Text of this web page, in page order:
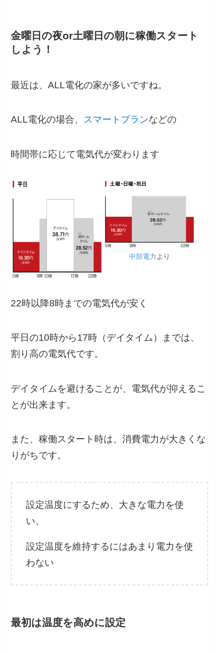
金曜日の夜or土曜日の朝に稼働スタート
しよう！
最近は、ALL電化の家が多いですね。
ALL電化の場合、 スマートプランなどの
時間帯に応じて電気代が変わります
中部電力 より
22時以降8時までの電気代が安く
平日の10時から17時（デイタイム）までは、
割り高の電気代です。
デイタイムを避けることが、電気代が抑えるこ
とが出来ます。
また、稼働スタート時は、消費電力が大きくな
りがちです。
設定温度にするため、大きな電力を使
い、
設定温度を維持するにはあまり電力を使
わない
最初は温度を高めに設定